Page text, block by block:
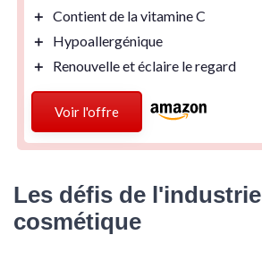
＋ Contient de lavitamine C
＋
Hypoallergénique
＋
Renouvelle et éclaire le regard
Voir l'offre
Les défis de l'industrie
cosmétique